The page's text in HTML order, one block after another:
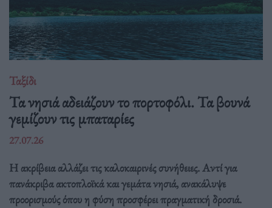
Ταξίδι
Τα νησιά αδειάζουν το πορτοφόλι. Τα βουνά
γεμίζουν τις μπαταρίες
27.07.26
Η ακρίβεια αλλάζει τις καλοκαιρινές συνήθειες. Αντί για
πανάκριβα ακτοπλοϊκά και γεμάτα νησιά, ανακάλυψε
προορισμούς όπου η φύση προσφέρει πραγματική δροσιά.